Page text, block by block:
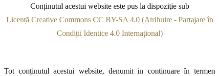
Conținutul acestui website este pus la dispoziţie sub
Licență Creative Commons CC BY-SA 4.0 (Atribuire - Partajare în
Condiții Identice 4.0 Internațional)
Tot conținutul acestui website, denumit in continuare în termen